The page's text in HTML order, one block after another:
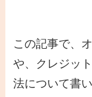
この記事で、
や、クレジッ
法について書